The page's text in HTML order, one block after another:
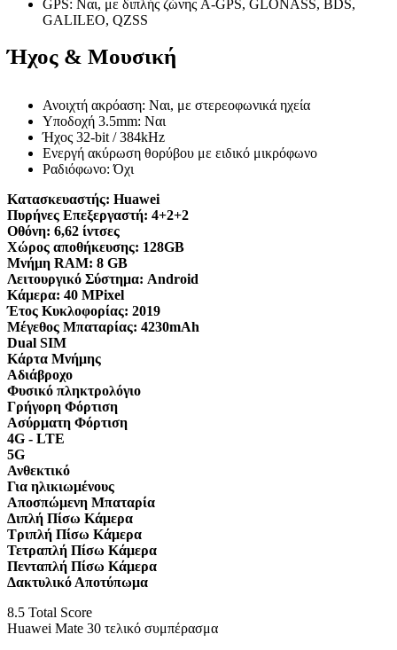
GPS: Ναι, με διπλής ζώνης A-GPS, GLONASS, BDS,
GALILEO, QZSS
Ήχος & Μουσική
Ανοιχτή ακρόαση: Ναι, με στερεοφωνικά ηχεία
Υποδοχή 3.5mm: Ναι
Ήχος 32-bit / 384kHz
Ενεργή ακύρωση θορύβου με ειδικό μικρόφωνο
Ραδιόφωνο: Όχι
Κατασκευαστής: Huawei
Πυρήνες Επεξεργαστή: 4+2+2
Οθόνη: 6,62 ίντσες
Χώρος αποθήκευσης: 128GB
Μνήμη RAM: 8 GB
Λειτουργικό Σύστημα: Android
Κάμερα: 40 MPixel
Έτος Κυκλοφορίας: 2019
Μέγεθος Μπαταρίας: 4230mAh
Dual SIM
Κάρτα Μνήμης
Αδιάβροχο
Φυσικό πληκτρολόγιο
Γρήγορη Φόρτιση
Ασύρματη Φόρτιση
4G - LTE
5G
Ανθεκτικό
Για ηλικιωμένους
Αποσπώμενη Μπαταρία
Διπλή Πίσω Κάμερα
Τριπλή Πίσω Κάμερα
Τετραπλή Πίσω Κάμερα
Πενταπλή Πίσω Κάμερα
Δακτυλικό Αποτύπωμα
8.5 Total Score
Huawei Mate 30 τελικό συμπέρασμα